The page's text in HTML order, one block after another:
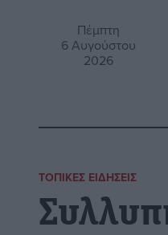
Πέμπτη
6 Αυγούστου
2026
ΤΟΠΙΚΈΣ ΕΙΔΉΣΕΙΣ